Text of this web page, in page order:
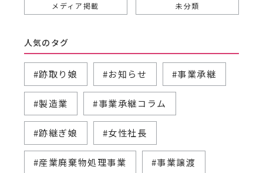
メディア掲載 未分類
人気のタグ
#跡取り娘 #お知らせ #事業承継
#製造業 #事業承継コラム
#跡継ぎ娘 #女性社長
#産業廃棄物処理事業 #事業譲渡